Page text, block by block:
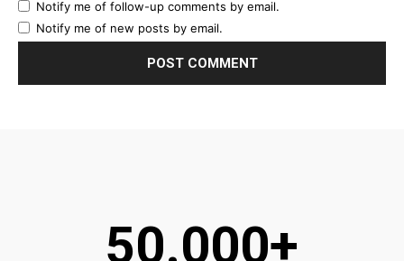
Notify me of follow-up comments by email.
Notify me of new posts by email.
50.000+